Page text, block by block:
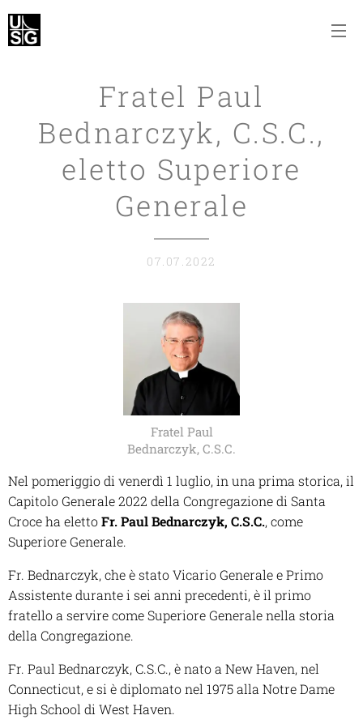
Fratel Paul
Bednarczyk, C.S.C.,
eletto Superiore
Generale
07.07.2022
Fratel Paul
Bednarczyk, C.S.C.
Nel pomeriggio di venerdì 1 luglio, in una prima storica, il
Capitolo Generale 2022 della Congregazione di Santa
Croceha elettoFr. Paul Bednarczyk, C.S.C., come
Superiore Generale.
Fr. Bednarczyk, che è stato Vicario Generale e Primo
Assistente durante i sei anni precedenti, è il primo
fratello a servire come Superiore Generale nella storia
della Congregazione.
Fr. Paul Bednarczyk, C.S.C., è nato a New Haven, nel
Connecticut, e si è diplomato nel 1975 alla Notre Dame
High School di West Haven.